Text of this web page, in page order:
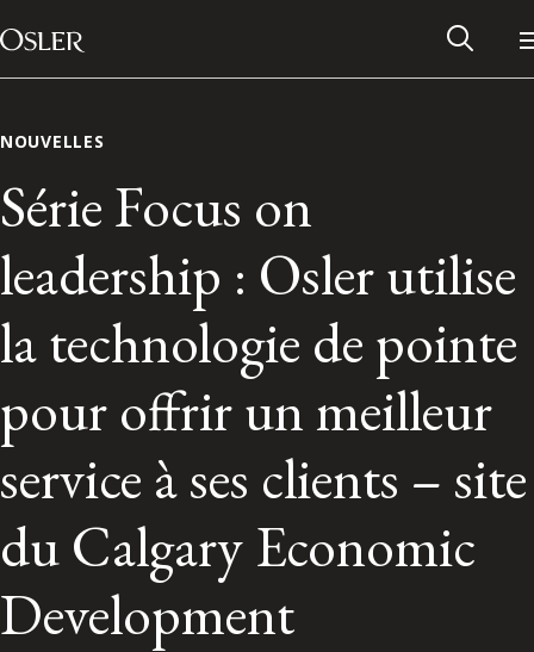
Passer au contenu
Main Navigation
Contactez-nous
ENGLISH
S’abonner aux articles Osler
NOUVELLES
Série Focus on
leadership : Osler utilise
la technologie de pointe
pour offrir un meilleur
service à ses clients – site
du Calgary Economic
Development